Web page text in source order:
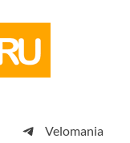
просто
Velomania